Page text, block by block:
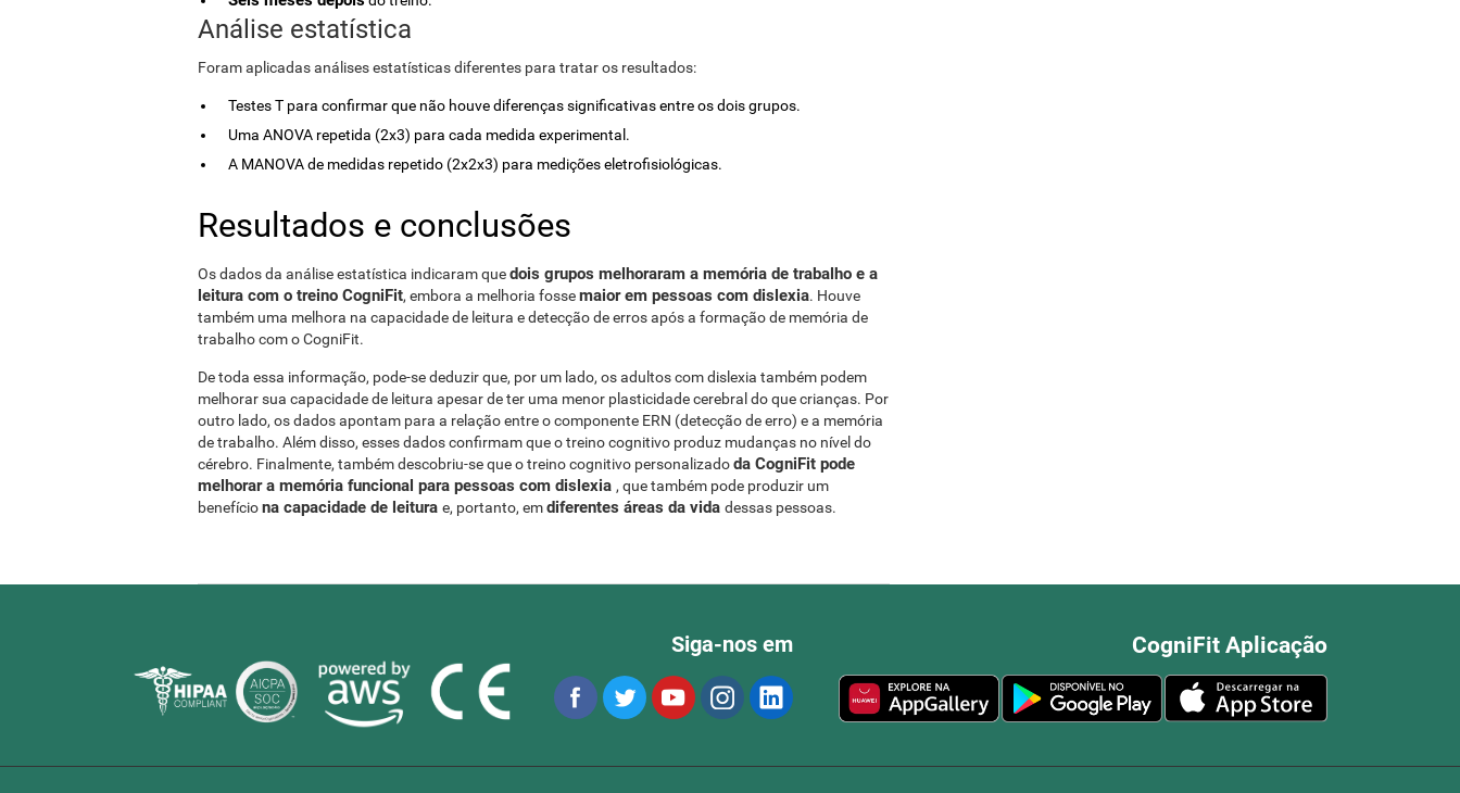
Análise estatística
Foram aplicadas análises estatísticas diferentes para tratar os resultados:
Testes T para confirmar que não houve diferenças significativas entre os dois grupos.
Uma ANOVA repetida (2x3) para cada medida experimental.
A MANOVA de medidas repetido (2x2x3) para medições eletrofisiológicas.
Resultados e conclusões
Os dados da análise estatística indicaram quedois grupos melhoraram a memória de trabalho e a
leitura com o treino CogniFit, embora a melhoria fossemaior em pessoas com dislexia. Houve
também uma melhora na capacidade de leitura e detecção de erros após a formação de memória de
trabalho com o CogniFit.
De toda essa informação, pode-se deduzir que, por um lado, os adultos com dislexia também podem
melhorar sua capacidade de leitura apesar de ter uma menor plasticidade cerebral do que crianças. Por
outro lado, os dados apontam para a relação entre o componente ERN (detecção de erro) e a memória
de trabalho. Além disso, esses dados confirmam que o treino cognitivo produz mudanças no nível do
cérebro. Finalmente, também descobriu-se que o treino cognitivo personalizadoda CogniFit pode
melhorar a memória funcional para pessoas com dislexia , que também pode produzir um
benefíciona capacidade de leitura e, portanto, emdiferentes áreas da vida dessas pessoas.
CogniFit Aplicação
Siga-nos em